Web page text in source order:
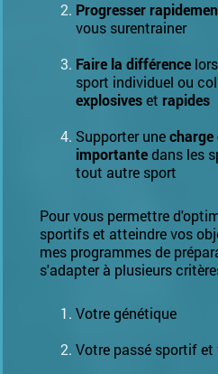
Progresser
vous surentrainer
Faire la différence
sport individuel ou
explosiveset rapides
Supporter unecharge
importantedans les
tout autre sport
Pour vous permettre
sportifs et atteindre vos
mes programmes de
s'adapter à plusieurs
Votre génétique
Votre passé sportif et